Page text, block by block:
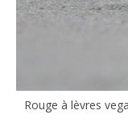
Rouge à lèvres